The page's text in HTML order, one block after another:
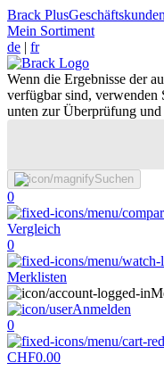
Brack PlusGeschäftskunden
Mein Sortiment
de | fr
Wenn die Ergebnisse der
verfügbar sind, verwenden
unten zur Überprüfung
Suchen
0
Vergleich
0
Merklisten
Anmelden
0
CHF0.00